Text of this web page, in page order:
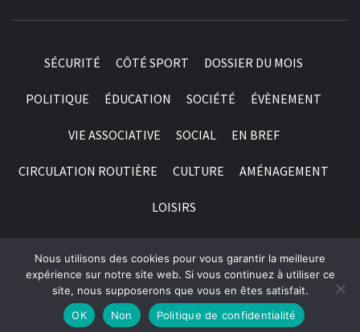
SÉCURITÉ CÔTÉ SPORT DOSSIER DU MOIS
POLITIQUE ÉDUCATION SOCIÉTÉ ÉVÈNEMENT
VIE ASSOCIATIVE SOCIAL EN BREF
CIRCULATION ROUTIÈRE CULTURE AMÉNAGEMENT
LOISIRS
© 1998 - 2026 Labattoir Info Plus | Association Loi 1901,
créée le 25 Novembre 1998 (J.O n° 2146) | Tous droits
réservés
Nous utilisons des cookies pour vous garantir la meilleure
expérience sur notre site web. Si vous continuez à utiliser ce
site, nous supposerons que vous en êtes satisfait.
OK
Non Politique de confidentialité